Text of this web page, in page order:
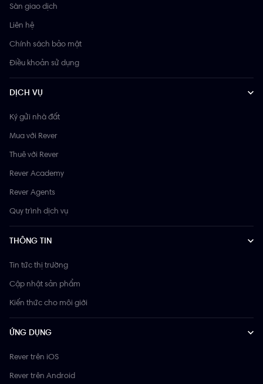
Sàn giao dịch
Liên hệ
Chính sách bảo mật
Điều khoản sử dụng
DỊCH VỤ
Ký gửi nhà đất
Mua với Rever
Thuê với Rever
Rever Academy
Rever Agents
Quy trình dịch vụ
THÔNG TIN
Tin tức thị trường
Cập nhật sản phẩm
Kiến thức cho môi giới
ỨNG DỤNG
Rever trên iOS
Rever trên Android